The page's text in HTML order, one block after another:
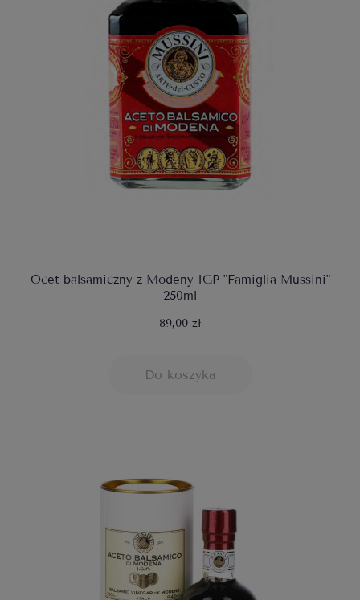
Ocet balsamiczny z Modeny IGP "Famiglia Mussini"
250ml
89,00 zł
Do koszyka